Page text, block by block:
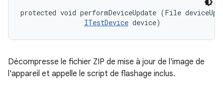
protected void performDeviceUpdate (File
ITestDevice device)
Décompresse le fichier ZIP de mise à jour de l'image de
l'appareil et appelle le script de flashage inclus.